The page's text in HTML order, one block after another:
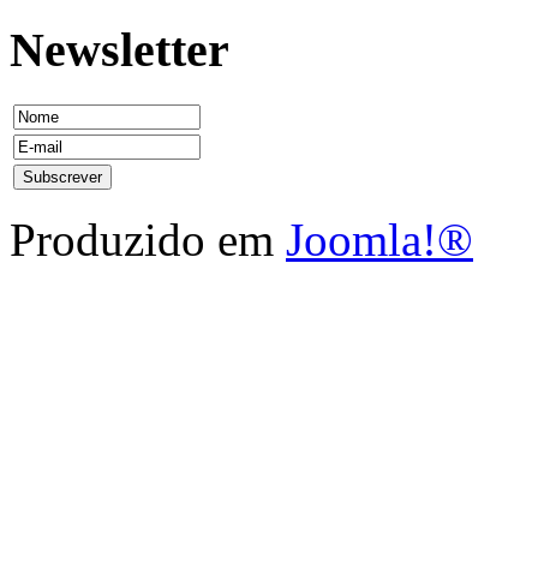
Newsletter
Produzido em Joomla!®